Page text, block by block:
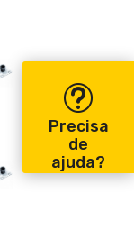
Precisa
de
ajuda?